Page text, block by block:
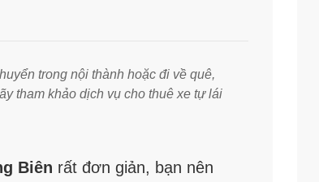
trong nội thành hoặc đi về quê,
tham khảo dịch vụ cho thuê xe tự lái
Biên rất đơn giản, bạn nên